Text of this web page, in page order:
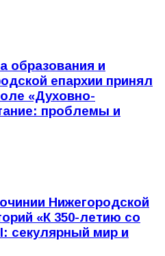
образования и
епархии принял
«Духовно-
проблемы и
Нижегородской
«К 350-летию со
секулярный мир и